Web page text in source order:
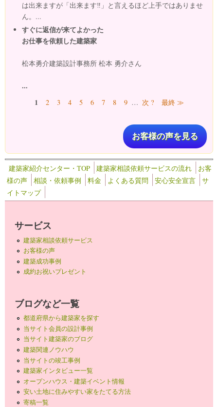
は出来ますが「出来ます‼」と言えるほど上手ではありませ
ん。...
すぐに返信が来てよかった
お仕事を依頼した建築家
松本勇介建築設計事務所 松本 勇介さん
...
ページ1 2 3 4 5 6 7 8 9 … 次 ? 最終 ≫
お客様の声を見る
建築家紹介センター・TOP 建築家相談依頼サービスの流れ
お客
様の声
相談・依頼事例 料金 よくある質問 安心安全宣言
サ
イトマップ
サービス
建築家相談依頼サービス
お客様の声
建築成功事例
成約お祝いプレゼント
ブログなど一覧
都道府県から建築家を探す
当サイト会員の設計事例
当サイト建築家のブログ
建築関連ノウハウ
当サイトの竣工事例
建築家インタビュー一覧
オープンハウス・建築イベント情報
安い土地に住みやすい家をたてる方法
寄稿一覧